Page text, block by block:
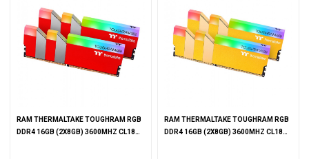
RAM THERMALTAKE TOUGHRAM RGB
DDR4 16GB (2X8GB) 3600MHZ CL18
RAM THERMALTAKE TOUGHRAM RGB
DDR4 16GB (2X8GB) 3600MHZ CL18